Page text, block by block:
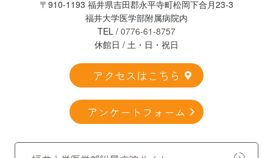
〒910-1193 福井県吉田郡永平寺町松岡下合月23-3
福井大学医学部附属病院内
TEL / 0776-61-8757
休館日 / 土・日・祝日
アクセスはこちら
アンケートフォーム